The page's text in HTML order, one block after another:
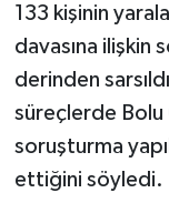
133 kişinin
davasına ilişkin
derinden
süreçlerde Bolu
soruşturma
ettiğini söyledi.